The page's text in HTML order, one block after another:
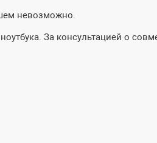
невозможно.
За консультацией о